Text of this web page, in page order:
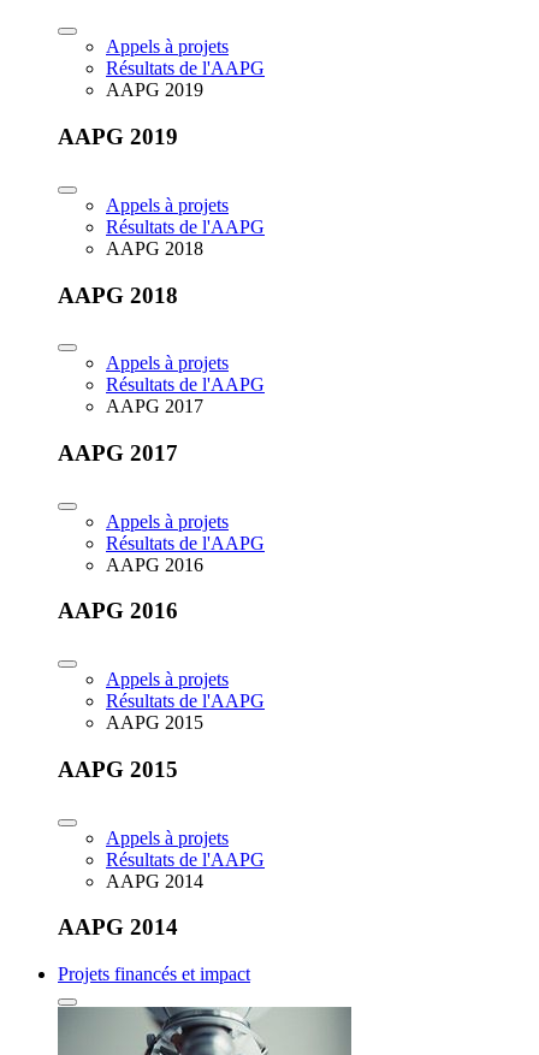
Appels à projets
Résultats de l'AAPG
AAPG 2019
AAPG 2019
Appels à projets
Résultats de l'AAPG
AAPG 2018
AAPG 2018
Appels à projets
Résultats de l'AAPG
AAPG 2017
AAPG 2017
Appels à projets
Résultats de l'AAPG
AAPG 2016
AAPG 2016
Appels à projets
Résultats de l'AAPG
AAPG 2015
AAPG 2015
Appels à projets
Résultats de l'AAPG
AAPG 2014
AAPG 2014
Projets financés et impact